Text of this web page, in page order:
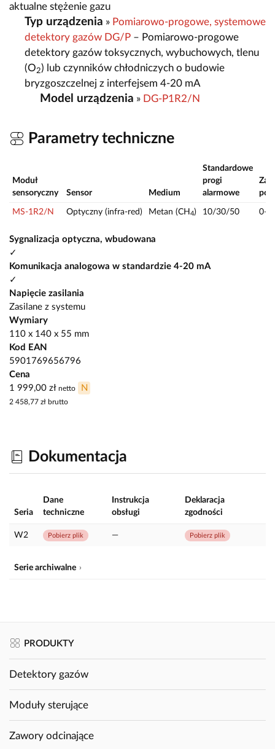
aktualne stężenie gazu
Typ urządzenia » Pomiarowo-progowe, systemowe
detektory gazów DG/P – Pomiarowo-progowe
detektory gazów toksycznych, wybuchowych, tlenu
(O2) lub czynników chłodniczych o budowie
bryzgoszczelnej z interfejsem 4-20 mA
Model urządzenia » DG-P1R2/N
Parametry techniczne
Moduł
sensoryczny
Sensor Medium
Standardowe
progi
alarmowe
MS-1R2/N Optyczny (infra-red) Metan (CH 4) 10/30/50
Sygnalizacja optyczna, wbudowana
✓
Komunikacja analogowa w standardzie 4-20 mA
✓
Napięcie zasilania
Zasilane z systemu
Wymiary
110 x 140 x 55 mm
Kod EAN
5901769656796
Cena
1 999,00 zł netto N
2 458,77 zł brutto
Dokumentacja
Seria
Dane
techniczne
Instrukcja
obsługi
Deklaracja
zgodności
W2 Pobierz plik — Pobierz plik
Serie archiwalne
PRODUKTY
Detektory gazów
Moduły sterujące
Zawory odcinające